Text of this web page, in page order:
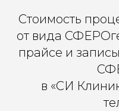
Стоимость
от вида
прайсе и
в «СИ